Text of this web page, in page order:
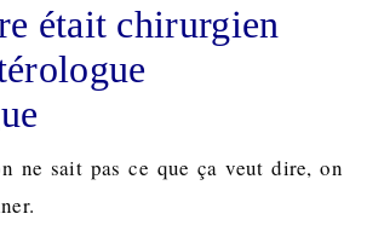
était chirurgien
ne sait pas ce que ça veut dire, on